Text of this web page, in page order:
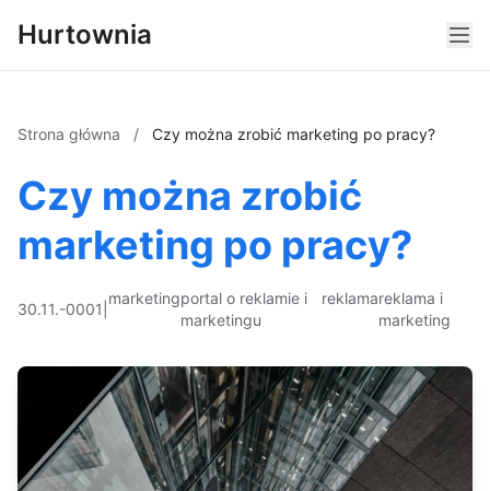
Hurtownia
Strona główna / Czy można zrobić marketing po pracy?
Czy można zrobić
marketing po pracy?
30.11.-0001
marketingportal o reklamie i
marketingu
reklamareklama i
marketing